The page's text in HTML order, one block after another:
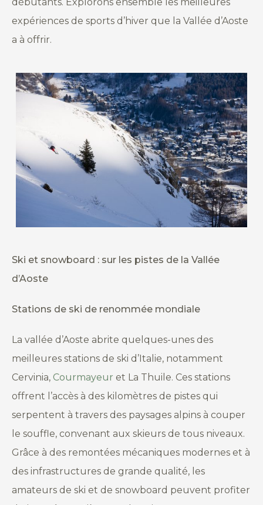
expériences de sports d’hiver que la Vallée d’Aoste
a à offrir.
Ski et snowboard : sur les pistes de la Vallée
d’Aoste
Stations de ski de renommée mondiale
La vallée d’Aoste abrite quelques-unes des
meilleures stations de ski d’Italie, notamment
Cervinia, Courmayeur et La Thuile. Ces stations
offrent l’accès à des kilomètres de pistes qui
serpentent à travers des paysages alpins à couper
le souffle, convenant aux skieurs de tous niveaux.
Grâce à des remontées mécaniques modernes et à
des infrastructures de grande qualité, les
amateurs de ski et de snowboard peuvent profiter